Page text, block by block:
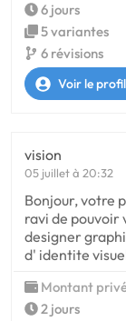
6 jours
5 variantes
6 révisions
Voir le profil
vision
05 juillet à 20:32
Bonjour, votre
ravi de pouvoir
designer
d' identite
Montant
2 jours